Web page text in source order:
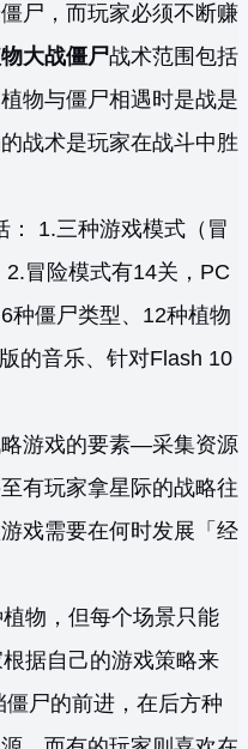
尸，而玩家必须不断赚
大战僵尸战术范围包括
物与僵尸相遇时是战是
战术是玩家在战斗中胜
： 1.三种游戏模式（冒
冒险模式有14关，PC
种僵尸类型、12种植物
的音乐、针对Flash 10
游戏的要素—采集资源
有玩家拿星际的战略往
戏需要在何时发展「经
物，但每个场景只能
据自己的游戏策略来
尸的前进，在后方种